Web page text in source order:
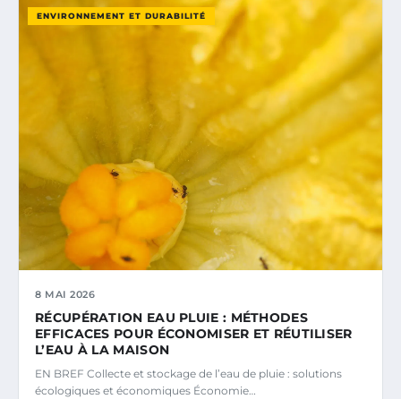
ENVIRONNEMENT ET DURABILITÉ
8 MAI 2026
RÉCUPÉRATION EAU PLUIE : MÉTHODES
EFFICACES POUR ÉCONOMISER ET RÉUTILISER
L’EAU À LA MAISON
EN BREF Collecte et stockage de l’eau de pluie : solutions
écologiques et économiques Économie…